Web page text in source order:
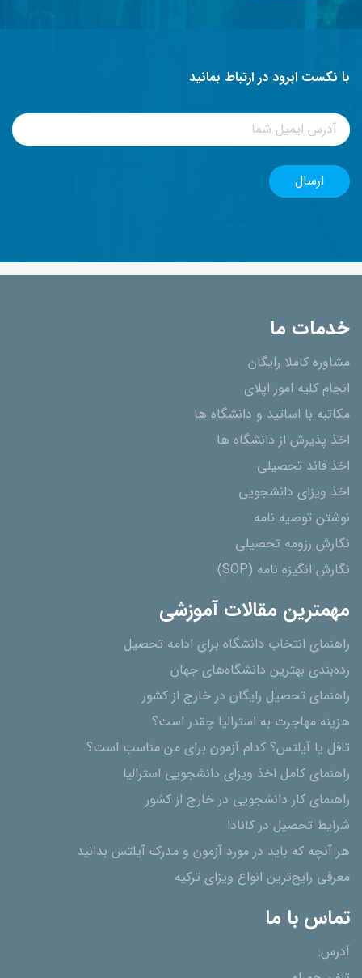
با نکست ابرود در ارتباط بمانید
خدمات ما
مشاوره کاملا رایگان
انجام کلیه امور اپلای
مکاتبه با اساتید و دانشگاه ها
اخذ پذیرش از دانشگاه ھا
اخذ فاند تحصیلی
اخذ ویزای دانشجویی
نوشتن توصیه نامه
نگارش رزومه تحصیلی
نگارش انگیزه نامه (SOP)
مهمترین مقالات آموزشی
راهنمای انتخاب دانشگاه برای ادامه تحصیل
رده‌بندی بهترین دانشگاه‌های جهان
راهنمای تحصیل رایگان در خارج از کشور
هزینه مهاجرت به استرالیا چقدر است؟
تافل یا آیلتس؟ کدام آزمون برای من مناسب است؟
راهنمای کامل اخذ ویزای دانشجویی استرالیا
راهنمای کار دانشجویی در خارج از کشور
شرایط تحصیل در کانادا
هر آنچه که باید در مورد آزمون و مدرک آیلتس بدانید
معرفی رایج‌ترین انواع ویزای ترکیه
تماس با ما
آدرس: